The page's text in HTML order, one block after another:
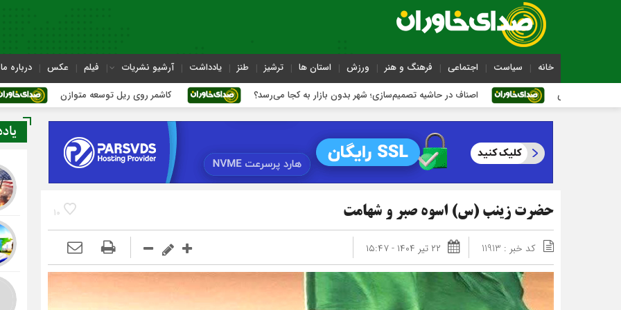
خانه سیاست اجتماعی فرهنگ و هنر ورزش استان ها ترشیز طنز یادداشت آرشیو نشریات فیلم عکس درباره ما
اصناف در حاشیه تصمیم‌سازی؛ شهر بدون بازار به کجا می‌رسد؟ کاشمر روی ریل توسعه متوازن کاشمر؛ عبور از
10 حضرت زینب (س) اسوه صبر و شهامت
کد خبر : 11913 ۲۲ تیر ۱۴۰۴ - ۱۵:۴۷